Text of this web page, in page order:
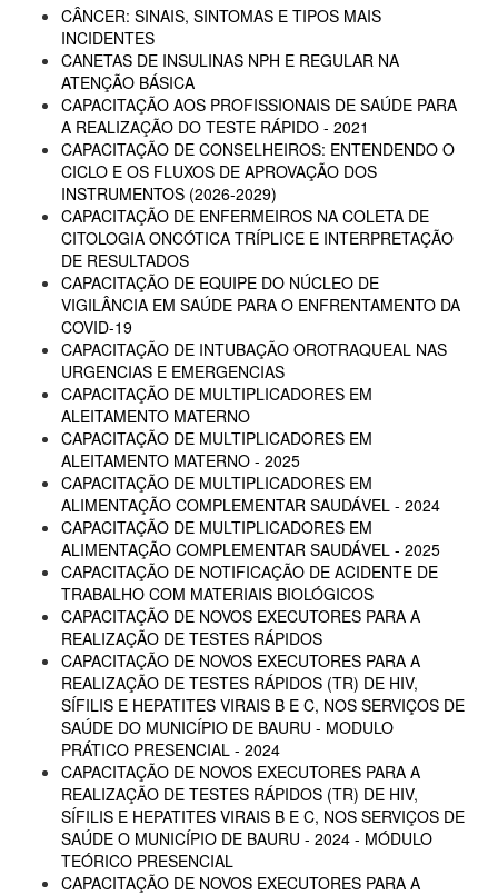
CÂNCER: SINAIS, SINTOMAS E TIPOS MAIS
INCIDENTES
CANETAS DE INSULINAS NPH E REGULAR NA
ATENÇÃO BÁSICA
CAPACITAÇÃO AOS PROFISSIONAIS DE SAÚDE PARA
A REALIZAÇÃO DO TESTE RÁPIDO - 2021
CAPACITAÇÃO DE CONSELHEIROS: ENTENDENDO O
CICLO E OS FLUXOS DE APROVAÇÃO DOS
INSTRUMENTOS (2026-2029)
CAPACITAÇÃO DE ENFERMEIROS NA COLETA DE
CITOLOGIA ONCÓTICA TRÍPLICE E INTERPRETAÇÃO
DE RESULTADOS
CAPACITAÇÃO DE EQUIPE DO NÚCLEO DE
VIGILÂNCIA EM SAÚDE PARA O ENFRENTAMENTO DA
COVID-19
CAPACITAÇÃO DE INTUBAÇÃO OROTRAQUEAL NAS
URGENCIAS E EMERGENCIAS
CAPACITAÇÃO DE MULTIPLICADORES EM
ALEITAMENTO MATERNO
CAPACITAÇÃO DE MULTIPLICADORES EM
ALEITAMENTO MATERNO - 2025
CAPACITAÇÃO DE MULTIPLICADORES EM
ALIMENTAÇÃO COMPLEMENTAR SAUDÁVEL - 2024
CAPACITAÇÃO DE MULTIPLICADORES EM
ALIMENTAÇÃO COMPLEMENTAR SAUDÁVEL - 2025
CAPACITAÇÃO DE NOTIFICAÇÃO DE ACIDENTE DE
TRABALHO COM MATERIAIS BIOLÓGICOS
CAPACITAÇÃO DE NOVOS EXECUTORES PARA A
REALIZAÇÃO DE TESTES RÁPIDOS
CAPACITAÇÃO DE NOVOS EXECUTORES PARA A
REALIZAÇÃO DE TESTES RÁPIDOS (TR) DE HIV,
SÍFILIS E HEPATITES VIRAIS B E C, NOS SERVIÇOS DE
SAÚDE DO MUNICÍPIO DE BAURU - MODULO
PRÁTICO PRESENCIAL - 2024
CAPACITAÇÃO DE NOVOS EXECUTORES PARA A
REALIZAÇÃO DE TESTES RÁPIDOS (TR) DE HIV,
SÍFILIS E HEPATITES VIRAIS B E C, NOS SERVIÇOS DE
SAÚDE O MUNICÍPIO DE BAURU - 2024 - MÓDULO
TEÓRICO PRESENCIAL
CAPACITAÇÃO DE NOVOS EXECUTORES PARA A